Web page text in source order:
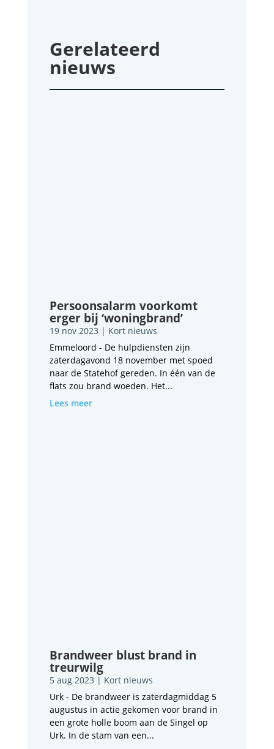
Gerelateerd
nieuws
Persoonsalarm voorkomt
erger bij ‘woningbrand’
19 nov 2023 | Kort nieuws
Emmeloord - De hulpdiensten zijn
zaterdagavond 18 november met spoed
naar de Statehof gereden. In één van de
flats zou brand woeden. Het...
Lees meer
Brandweer blust brand in
treurwilg
5 aug 2023 | Kort nieuws
Urk - De brandweer is zaterdagmiddag 5
augustus in actie gekomen voor brand in
een grote holle boom aan de Singel op
Urk. In de stam van een...